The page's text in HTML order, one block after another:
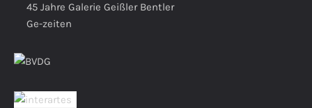
45 Jahre Galerie Geißler Bentler
Ge-zeiten